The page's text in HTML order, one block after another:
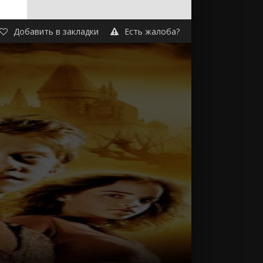
Добавить в закладки Есть жалоба?